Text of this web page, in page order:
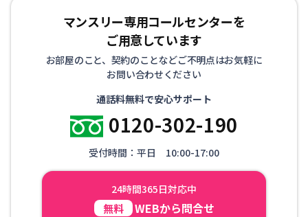
マンスリー専用コールセンターを
ご用意しています
お部屋のこと、契約のことなどご不明点はお気軽に
お問い合わせください
通話料無料で安心サポート
0120-302-190
受付時間：平日 10:00-17:00
24時間365日対応中
無料 WEBから問合せ